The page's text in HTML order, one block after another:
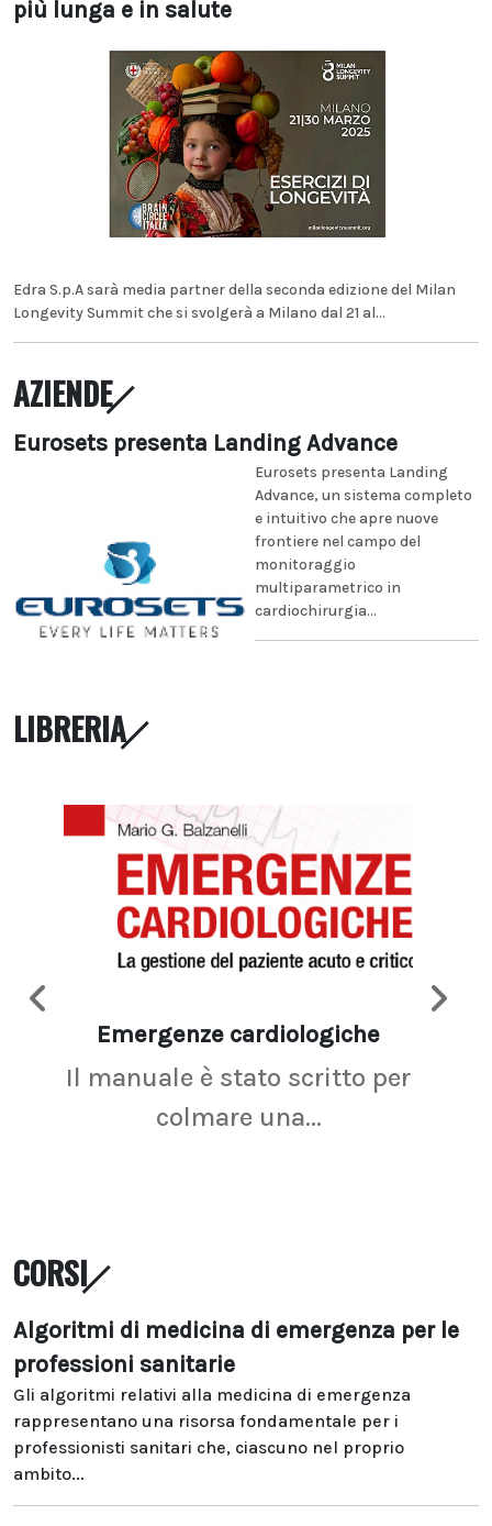
più lunga e in salute
Edra S.p.A sarà media partner della seconda edizione del Milan
Longevity Summit che si svolgerà a Milano dal 21 al...
AZIENDE
Eurosets presenta Landing Advance
Eurosets presenta Landing
Advance, un sistema completo
e intuitivo che apre nuove
frontiere nel campo del
monitoraggio
multiparametrico in
cardiochirurgia...
LIBRERIA
Emergenze cardiologiche
Il manuale è stato scritto per
colmare una...
CORSI
Algoritmi di medicina di emergenza per le
professioni sanitarie
Gli algoritmi relativi alla medicina di emergenza
rappresentano una risorsa fondamentale per i
professionisti sanitari che, ciascuno nel proprio
ambito...